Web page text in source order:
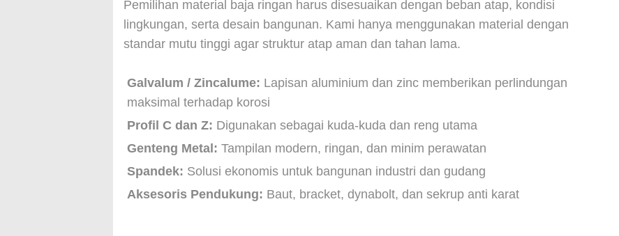
Pemilihan material baja ringan harus disesuaikan dengan beban atap, kondisi
lingkungan, serta desain bangunan. Kami hanya menggunakan material dengan
standar mutu tinggi agar struktur atap aman dan tahan lama.
Galvalum / Zincalume: Lapisan aluminium dan zinc memberikan perlindungan
maksimal terhadap korosi
Profil C dan Z: Digunakan sebagai kuda-kuda dan reng utama
Genteng Metal: Tampilan modern, ringan, dan minim perawatan
Spandek: Solusi ekonomis untuk bangunan industri dan gudang
Aksesoris Pendukung: Baut, bracket, dynabolt, dan sekrup anti karat